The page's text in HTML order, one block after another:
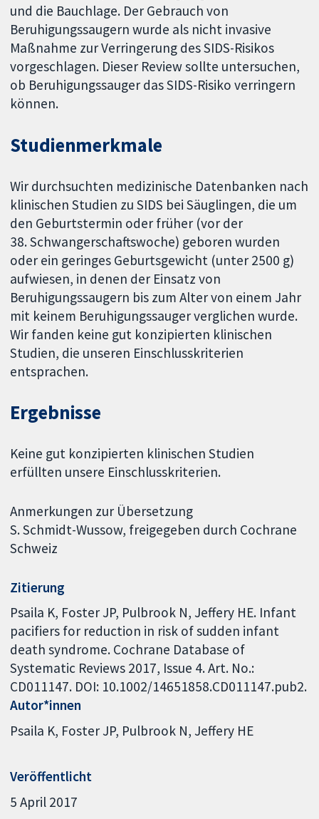
und die Bauchlage. Der Gebrauch von
Beruhigungssaugern wurde als nicht invasive
Maßnahme zur Verringerung des SIDS-Risikos
vorgeschlagen. Dieser Review sollte untersuchen,
ob Beruhigungssauger das SIDS-Risiko verringern
können.
Studienmerkmale
Wir durchsuchten medizinische Datenbanken nach
klinischen Studien zu SIDS bei Säuglingen, die um
den Geburtstermin oder früher (vor der
38. Schwangerschaftswoche) geboren wurden
oder ein geringes Geburtsgewicht (unter 2500 g)
aufwiesen, in denen der Einsatz von
Beruhigungssaugern bis zum Alter von einem Jahr
mit keinem Beruhigungssauger verglichen wurde.
Wir fanden keine gut konzipierten klinischen
Studien, die unseren Einschlusskriterien
entsprachen.
Ergebnisse
Keine gut konzipierten klinischen Studien
erfüllten unsere Einschlusskriterien.
Anmerkungen zur Übersetzung
S. Schmidt-Wussow, freigegeben durch Cochrane
Schweiz
Zitierung
Psaila K, Foster JP, Pulbrook N, Jeffery HE. Infant
pacifiers for reduction in risk of sudden infant
death syndrome. Cochrane Database of
Systematic Reviews 2017, Issue 4. Art. No.:
CD011147. DOI: 10.1002/14651858.CD011147.pub2.
Autor*innen
Psaila K Foster JP Pulbrook N Jeffery HE
Veröffentlicht
5 April 2017